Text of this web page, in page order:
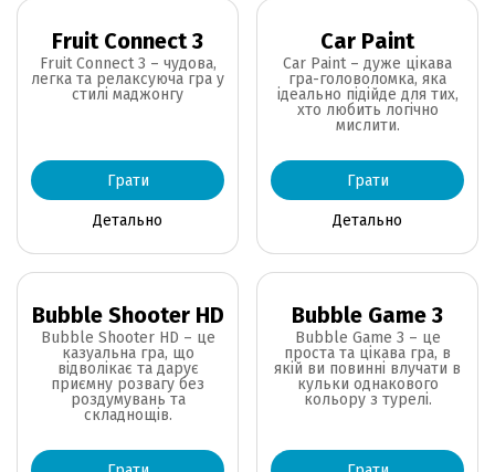
Fruit Connect 3
Fruit Connect 3 – чудова,
легка та релаксуюча гра у
стилі маджонгу
Детально
Грати
Car Paint
Car Paint – дуже цікава
гра-головоломка, яка
ідеально підійде для тих,
хто любить логічно
мислити.
Детально
Грати
Bubble Shooter HD
Bubble Shooter HD – це
казуальна гра, що
відволікає та дарує
приємну розвагу без
роздумувань та
складнощів.
Bubble Game 3
Bubble Game 3 – це
проста та цікава гра, в
якій ви повинні влучати в
кульки однакового
кольору з турелі.